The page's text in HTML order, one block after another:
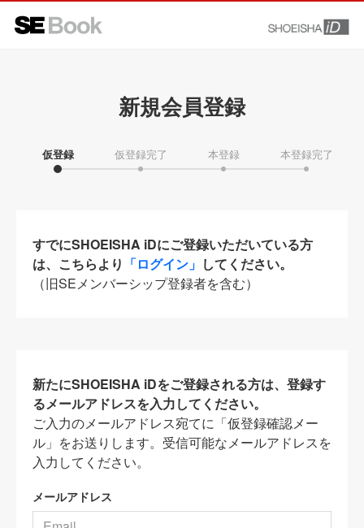
新規会員登録
仮登録 仮登録完了 本登録 本登録完了
すでにSHOEISHA iDにご登録いただいている方
は、こちらより 「ログイン」 してください。
（旧SEメンバーシップ登録者を含む）
新たにSHOEISHA iDをご登録される方は、登録す
るメールアドレスを入力してください。
ご入力のメールアドレス宛てに「仮登録確認メー
ル」をお送りします。受信可能なメールアドレスを
入力してください。
メールアドレス